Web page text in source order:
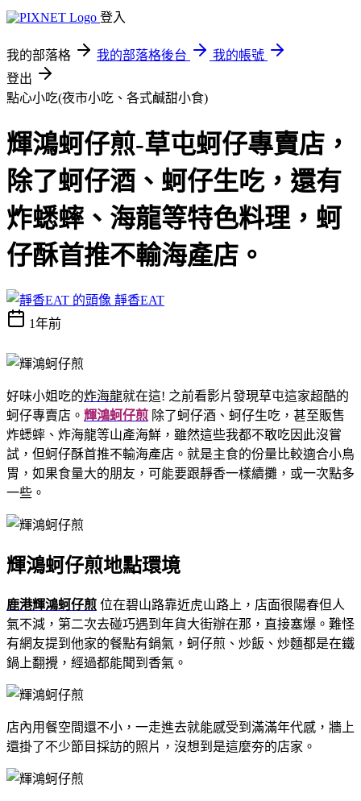
登入
我的部落格 我的部落格後台
我的帳號
登出
點心小吃(夜市小吃、各式鹹甜小食)
輝鴻蚵仔煎-草屯蚵仔專賣店，
除了蚵仔酒、蚵仔生吃，還有
炸蟋蟀、海龍等特色料理，蚵
仔酥首推不輸海產店。
靜香EAT
1年前
好味小姐吃的炸海龍就在這! 之前看影片發現草屯這家超酷的
蚵仔專賣店。 輝鴻蚵仔煎 除了蚵仔酒、蚵仔生吃，甚至販售
炸蟋蟀、炸海龍等山產海鮮，雖然這些我都不敢吃因此沒嘗
試，但蚵仔酥首推不輸海產店。就是主食的份量比較適合小鳥
胃，如果食量大的朋友，可能要跟靜香一樣續攤，或一次點多
一些。
輝鴻蚵仔煎地點環境
鹿港輝鴻蚵仔煎 位在碧山路靠近虎山路上，店面很陽春但人
氣不減，第二次去碰巧遇到年貨大街辦在那，直接塞爆。難怪
有網友提到他家的餐點有鍋氣，蚵仔煎、炒飯、炒麵都是在鐵
鍋上翻攪，經過都能聞到香氣。
店內用餐空間還不小，一走進去就能感受到滿滿年代感，牆上
還掛了不少節目採訪的照片，沒想到是這麼夯的店家。